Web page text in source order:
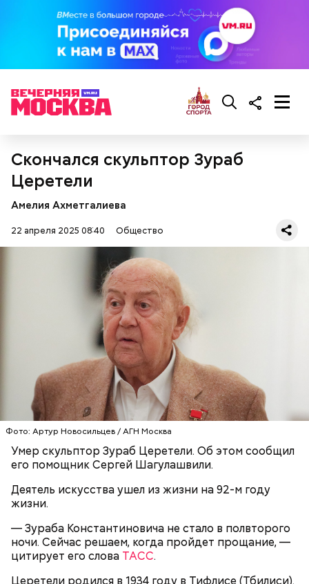
Скончался скульптор Зураб
Церетели
Амелия Ахметгалиева
22 апреля 2025 08:40 Общество
Фото: Артур Новосильцев / АГН Москва
Умер скульптор Зураб Церетели. Об этом сообщил
его помощник Сергей Шагулашвили.
Деятель искусства ушел из жизни на 92-м году
жизни.
— Зураба Константиновича не стало в полвторого
ночи. Сейчас решаем, когда пройдет прощание, —
цитирует его слова ТАСС.
Церетели родился в 1934 году в Тифлисе (Тбилиси).
Спагетти из кабачков
Ингредиенты: